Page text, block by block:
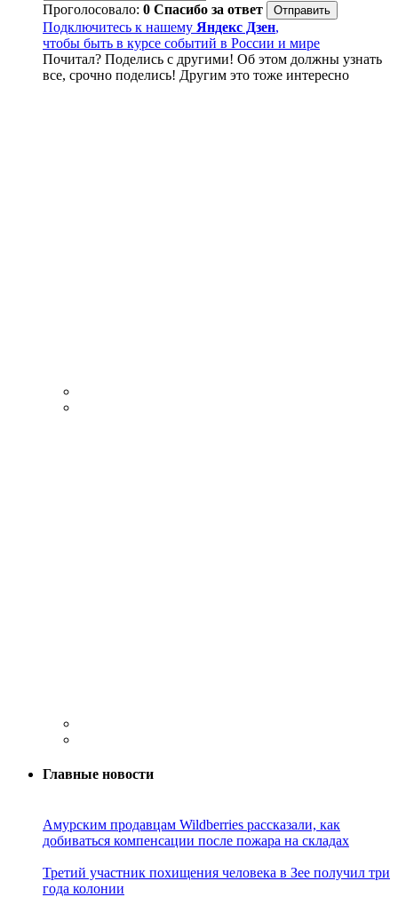
Проголосовало: 0 Спасибо за ответ
Подключитесь к нашему Яндекс Дзен,
чтобы быть в курсе событий в России и мире
Почитал? Поделись с другими! Об этом должны узнать
все, срочно поделись! Другим это тоже интересно
Главные новости
Амурским продавцам Wildberries рассказали, как
добиваться компенсации после пожара на складах
Третий участник похищения человека в Зее получил три
года колонии